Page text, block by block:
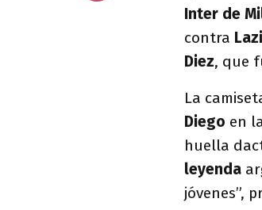
Inter de
contra
Diez, que
La
Diego en
huella
leyenda
jóvenes”,